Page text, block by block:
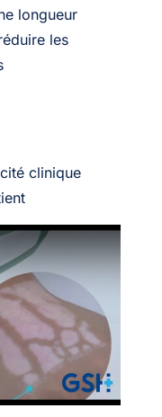
longueur
les
clinique